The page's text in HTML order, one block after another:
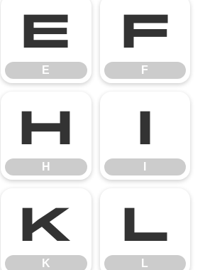
E
E
F
F
H
H
I
K
K
L
L